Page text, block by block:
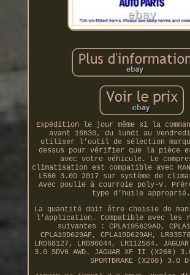
Expédition le jour même si la
avant 16h30, du lundi au
utiliser l’outil de sélection
dessus pour vérifier que la pièce
avec votre véhicule. Le
climatisation est compatible avec
L560 3.0D 2017 sur système de
Avec poulie à courroie poly-V.
type d’huile approprié.
La quantité doit être choisie de
l’application. Compatible avec les
suivantes : CPLA195629AD,
CPLA19D629AF, CPLA19D629AH,
LR068127, LR086044, LR112584.
3.0 SDV6 AWD. JAGUAR XF II (X260)
SPORTBRAKE (X260) 3.0